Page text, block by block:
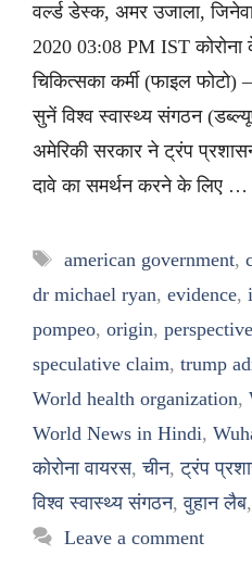
वर्ल्ड डेस्क, अमर उजाला,
2020 03:08 PM IST कोरोना
चिकित्सका कर्मी (फाइल
सुनें विश्व स्वास्थ्य संगठन
अमेरिकी सरकार ने ट्रंप
दावे का समर्थन करने के लिए …
Tags
american government,
dr michael ryan, evidence,
pompeo, origin, perspective
speculative claim, trump
World health organization,
World News in Hindi,
कोरोना वायरस,चीन,ट्रंप
विश्व स्वास्थ्य संगठन,वुहान लैब
Leave a comment